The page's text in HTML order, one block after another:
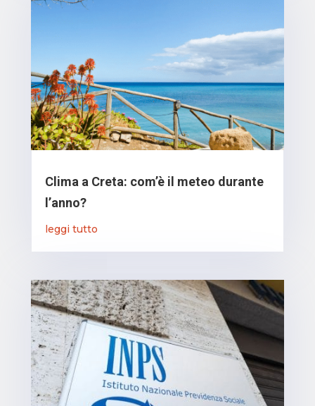
Clima a Creta: com’è il meteo durante
l’anno?
leggi tutto